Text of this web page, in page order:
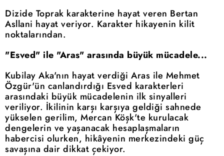
Dizide Toprak karakterine hayat veren Bertan
Asllani hayat veriyor. Karakter hikayenin kilit
noktalarından.
"Esved" ile "Aras" arasında büyük mücadele...
Kubilay Aka'nın hayat verdiği Aras ile Mehmet
Özgür'ün canlandırdığı Esved karakterleri
arasındaki büyük mücadelenin ilk sinyalleri
veriliyor. İkilinin karşı karşıya geldiği sahnede
yükselen gerilim, Mercan Köşk'te kurulacak
dengelerin ve yaşanacak hesaplaşmaların
habercisi olurken, hikâyenin merkezindeki güç
savaşına dair dikkat çekiyor.